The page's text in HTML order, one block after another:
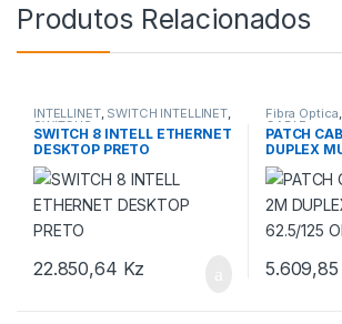
Produtos Relacionados
INTELLINET, SWITCH INTELLINET,
SWITCHS
SWITCH 8 INTELL ETHERNET
DESKTOP PRETO
22.850,64 Kz
Fibra Optica,
CABLE
PATCH
DUPLEX
62.5/125
5.609,85